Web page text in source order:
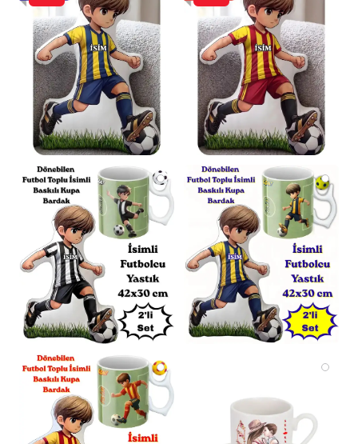
Ölçü Toleransı:Üretim süreçlerinden kaynaklı
olarak tüm ölçülerde± 1-2cmfarklılık
görülebilir.
Renk Varyasyonu:İç battaniye rengi, stok
durumuna göre farklılık gösterebilir.Genel
olarak standart Bej’dir.
Destek:Her türlü sorunuz için dilediğiniz
zaman “Satıcıya Sor” bölümünden anlık bilgi
alabilirsiniz.
Sosyal Sorumluluk Bilinciyle Üretildi
Bu ürünü tercih ederek, üretimini
gerçekleştiren birçok ev hanımının geçimini
sağlamasına destek olduğunuzu bilmenizi
isteriz. Bu değerli katkınız için şimdiden
teşekkür ederiz.